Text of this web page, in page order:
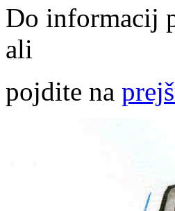
Do informacij
ali
pojdite na